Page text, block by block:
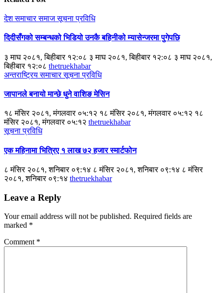
देशसमाचारसमाजसूचना प्रविधि
दिदीसँगको सम्बन्धको भिडियो उनकै बहिनीको म्यासेन्जरमा पुगेपछि
३ माघ २०८१, बिहीबार १२:०८ ३ माघ २०८१, बिहीबार १२:०८ ३ माघ २०८१,
बिहीबार १२:०८ thetruekhabar
अन्तराष्ट्रियसमाचारसूचना प्रविधि
जापानले बनायो मान्छे धुने वाशिङ मेसिन
१८ मंसिर २०८१, मंगलवार ०५:१२ १८ मंसिर २०८१, मंगलवार ०५:१२ १८
मंसिर २०८१, मंगलवार ०५:१२ thetruekhabar
सूचना प्रविधि
एक महिनामा भित्रिए १ लाख ७२ हजार स्मार्टफोन
८ मंसिर २०८१, शनिबार ०९:१४ ८ मंसिर २०८१, शनिबार ०९:१४ ८ मंसिर
२०८१, शनिबार ०९:१४ thetruekhabar
Leave a Reply
Your email address will not be published. Required fields are
marked *
Comment *